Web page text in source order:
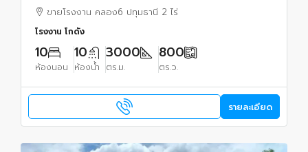
3,000 ตร.ม. | พร้อมดำเนินกิจการได้ทันที
ขายโรงงาน คลอง6 ปทุมธานี 2 ไร่
โรงงาน โกดัง
10
ห้องนอน
10
ห้องน้ำ
3000
ตร.ม.
800
ตร.ว.
รายละเอียด